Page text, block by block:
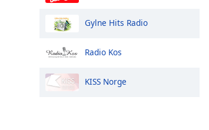
Gylne Hits Radio
Radio Kos
KISS Norge